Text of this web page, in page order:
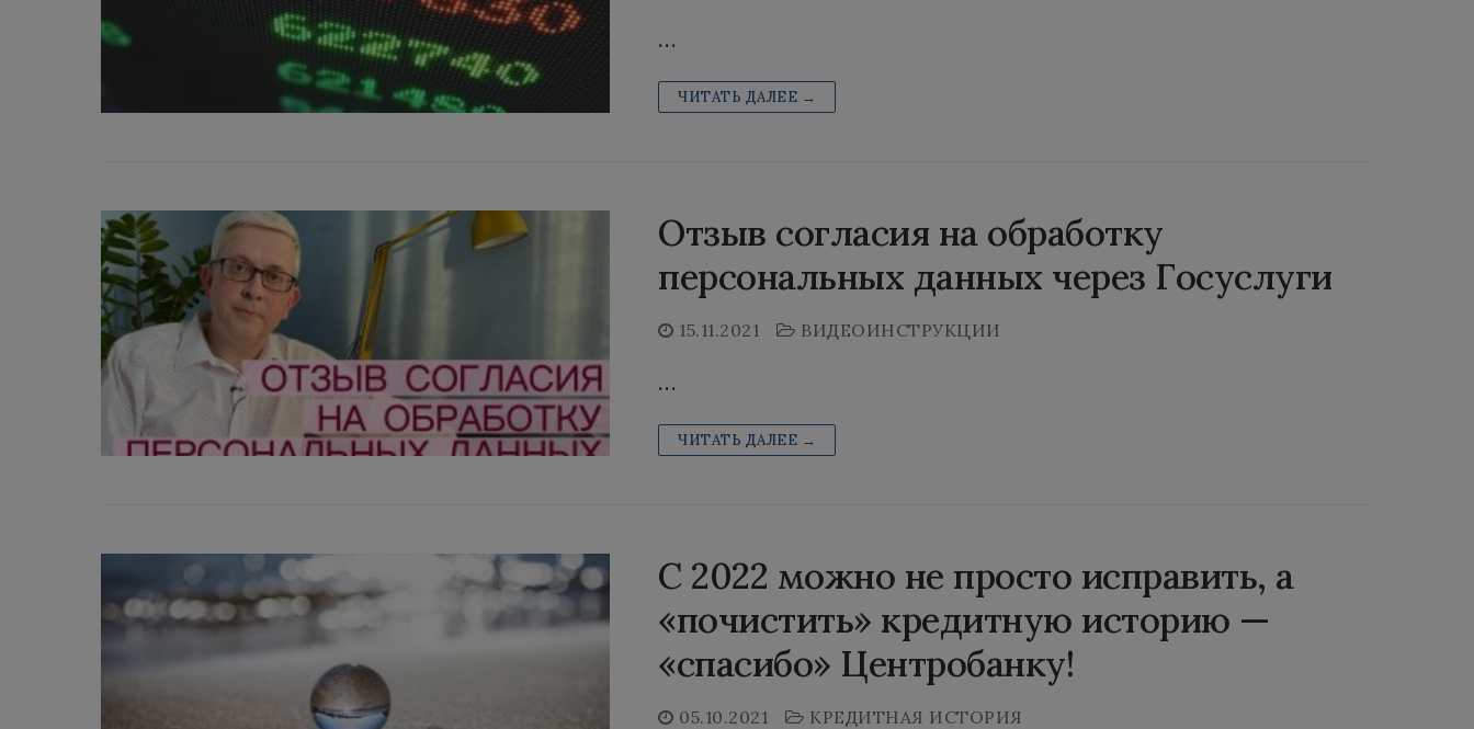
…
ЧИТАТЬ ДАЛЕЕ →
Отзыв согласия на обработку
персональных данных через Госуслуги
15.11.2021 ВИДЕОИНСТРУКЦИИ
…
ЧИТАТЬ ДАЛЕЕ →
С 2022 можно не просто исправить, а
«почистить» кредитную историю —
«спасибо» Центробанку!
05.10.2021 КРЕДИТНАЯ ИСТОРИЯ